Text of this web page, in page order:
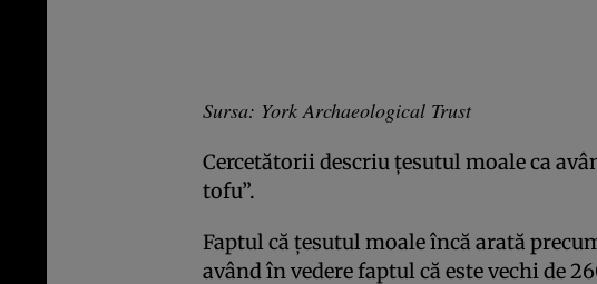
Sursa: York Archaeological Trust
Cercetătorii descriu ţesutul moale ca
tofu”.
Faptul că ţesutul moale încă arată
având în vedere faptul că este vechi de